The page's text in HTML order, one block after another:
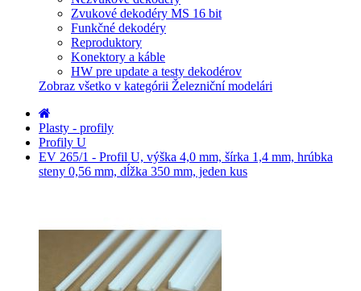
Zvukové dekodéry MS 16 bit
Funkčné dekodéry
Reproduktory
Konektory a káble
HW pre update a testy dekodérov
Zobraz všetko v kategórii Železniční modelári
Plasty - profily
Profily U
EV 265/1 - Profil U, výška 4,0 mm, šírka 1,4 mm, hrúbka
steny 0,56 mm, dĺžka 350 mm, jeden kus